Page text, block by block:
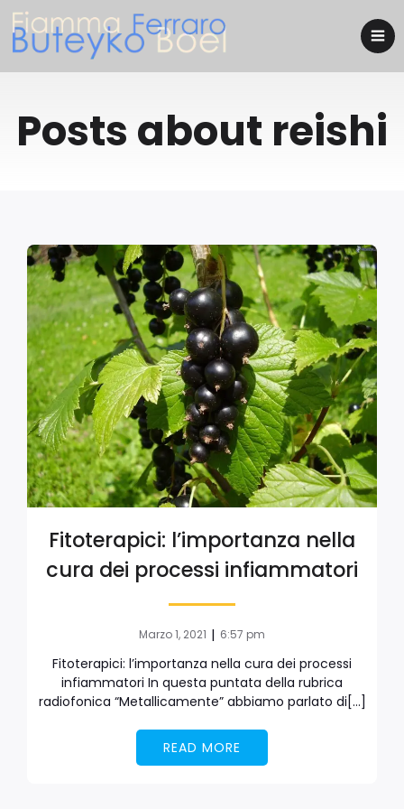
Posts about reishi
Fitoterapici: l’importanza nella
cura dei processi infiammatori
Marzo 1, 2021 | 6:57 pm
Fitoterapici: l’importanza nella cura dei processi
infiammatori In questa puntata della rubrica
radiofonica “Metallicamente” abbiamo parlato di[…]
READ MORE